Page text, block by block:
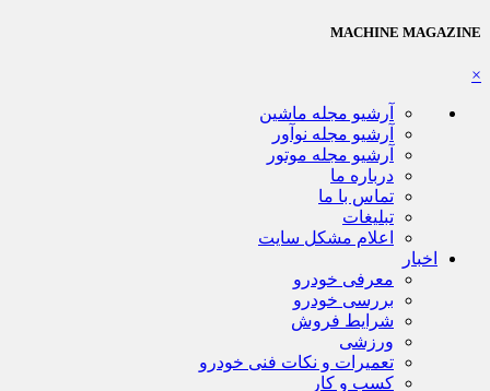
MACHINE MAGAZINE
×
آرشیو مجله ماشین
آرشیو مجله نوآور
آرشیو مجله موتور
درباره ما
تماس با ما
تبلیغات
اعلام مشکل سایت
اخبار
معرفی خودرو
بررسی خودرو
شرایط فروش
ورزشی
تعمیرات و نکات فنی خودرو
کسب و کار